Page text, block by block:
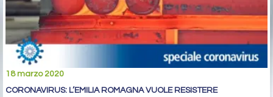
18 marzo 2020
CORONAVIRUS: L’EMILIA ROMAGNA VUOLE RESISTERE